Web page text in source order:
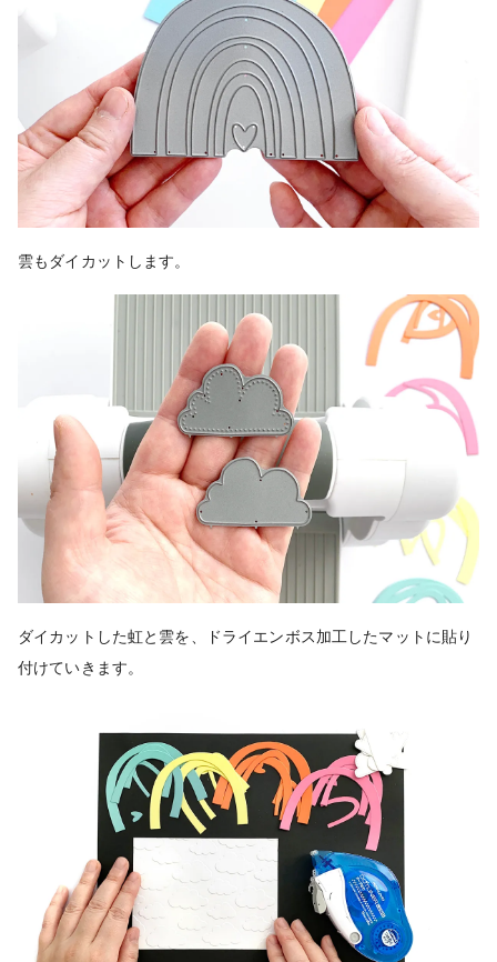
雲もダイカットします。
ダイカットした虹と雲を、ドライエンボス加工したマットに貼り
付けていきます。